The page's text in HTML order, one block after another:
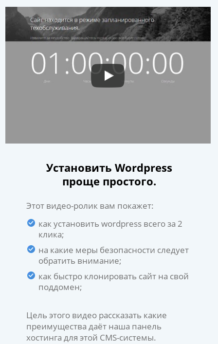
Установить Wordpress
проще простого.
Этот видео-ролик вам покажет:
как установить wordpress всего за 2
клика;
на какие меры безопасности следует
обратить внимание;
как быстро клонировать сайт на свой
поддомен;
Цель этого видео рассказать какие
преимущества даёт наша панель
хостинга для этой CMS-системы.